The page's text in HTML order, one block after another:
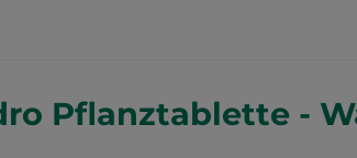
Pflanztablette -